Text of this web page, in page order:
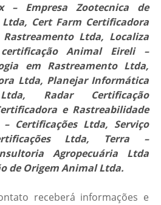
– Empresa Zootecnica de
Cert Farm Certificadora
Ltda, Localiza
Animal Eireli –
em Rastreamento Ltda,
Ltda, Planejar Informática
Radar Certificação
e Rastreabilidade
Certificações Ltda, Serviço
Ltda, Terra –
Agropecuária Ltda
de Origem Animal Ltda.
receberá informações e